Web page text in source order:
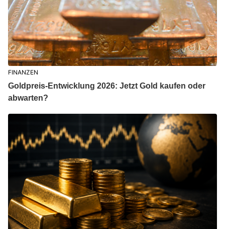
FINANZEN
Goldpreis-Entwicklung 2026: Jetzt Gold kaufen oder
abwarten?